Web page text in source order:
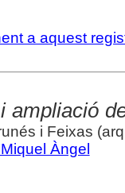
a aquest
ampliació
i Feixas
Àngel